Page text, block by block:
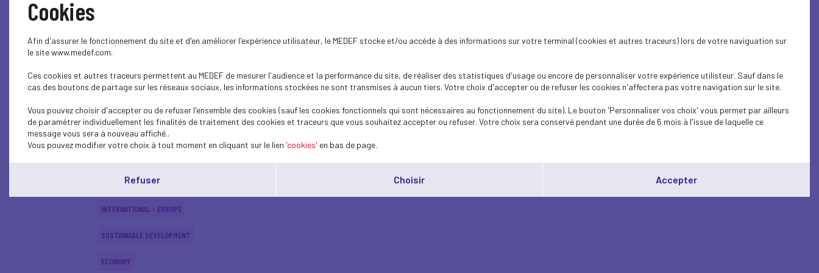
INTERNATIONAL - EUROPE
INTERNATIONAL - EUROPE
SOCIAL
INTERNATIONAL - EUROPE
INTERNATIONAL - EUROPE
SUSTAINABLE DEVELOPMENT
ECONOMY
Cookies
Afin d'assurer le fonctionnement du site et d'en améliorer l'expérience utilisateur, le MEDEF stocke et/ou accède à des informations sur votre terminal (cookies et autres traceurs) lors de votre naviguation sur
le site www.medef.com.
Ces cookies et autres traceurs permettent au MEDEF de mesurer l'audience et la performance du site, de réaliser des statistiques d'usage ou encore de personnaliser votre expérience utilisteur. Sauf dans le
cas des boutons de partage sur les réseaux sociaux, les informations stockées ne sont transmises à aucun tiers. Votre choix d'accepter ou de refuser les cookies n'affectera pas votre navigation sur le site.
Vous pouvez choisir d'accepter ou de refuser l'ensemble des cookies (sauf les cookies fonctionnels qui sont nécessaires au fonctionnement du site). Le bouton 'Personnaliser vos choix' vous permet par ailleurs
de paramétrer individuellement les finalités de traitement des cookies et traceurs que vous souhaitez accepter ou refuser. Votre choix sera conservé pendant une durée de 6 mois à l'issue de laquelle ce
message vous sera à nouveau affiché..
Vous pouvez modifier votre choix à tout moment en cliquant sur le lien 'cookies' en bas de page.
Refuser Choisir Accepter